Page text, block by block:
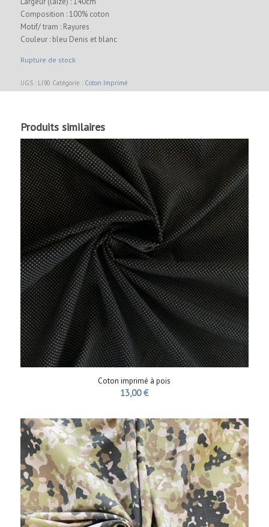
Composition : 100% coton
Motif/ tram : Rayures
Couleur : bleu Denis et blanc
Rupture de stock
UGS : LI90 Catégorie : Coton Imprimé
Produits similaires
Coton imprimé à pois
13,00€